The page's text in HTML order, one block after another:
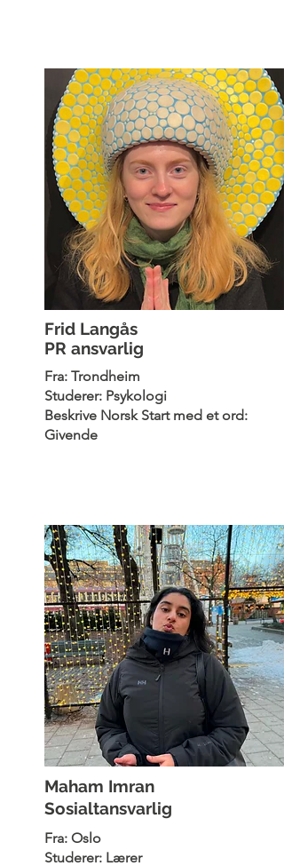
Frid Langås
PR ansvarlig
Fra: Trondheim
Studerer: Psykologi
Beskrive Norsk Start med et ord:
Givende
Maham Imran
Sosialtansvarlig
Fra: Oslo
Studerer: Lærer